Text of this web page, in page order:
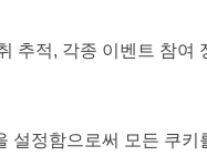
추적, 각종 이벤트 참여
정함으로써 모든 쿠키